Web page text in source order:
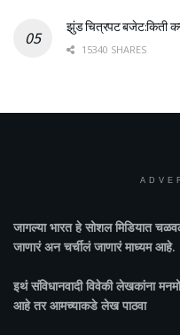
झुंड चित्रपट बजेट:किती
15340 SHARES
जागल्या भारतहे सोशल मिडियात
जाणारं अन चर्चीलं जाणारं माध्यम आहे.
इथं संविधानवादी विवेकी लेखकांना
आहे तर आमच्याकडे लेख पाठवा